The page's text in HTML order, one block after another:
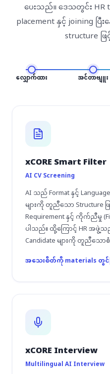
ပေးသည်။ ဒေသတွင်း
placement နှင့် joining
structure
လျှောက်ထား အင်တာဗျူး
xCORE Smart Filter
AI CV Screening
AI သည် Format နှင့်
များကို တူညီသော Structure ဖ
Requirement နှင့် ကိုက်ညီမှု
ပါသည်။ ထို့ကြောင့် HR အဖွဲ့
Candidate များကို တူညီသေ
အသေးစိတ်ကို materials တွ
xCORE Interview
Multilingual AI Interview